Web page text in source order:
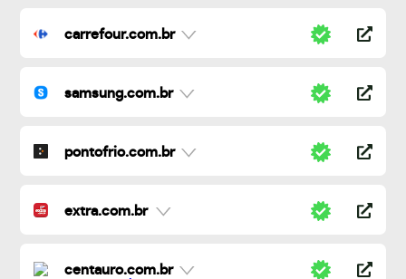
carrefour.com.br
samsung.com.br
pontofrio.com.br
extra.com.br
centauro.com.br